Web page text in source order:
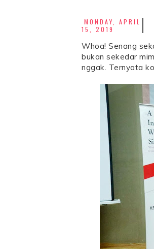
MONDAY, APRIL
15, 2019
Whoa! Senang
bukan sekedar
nggak. Ternyata